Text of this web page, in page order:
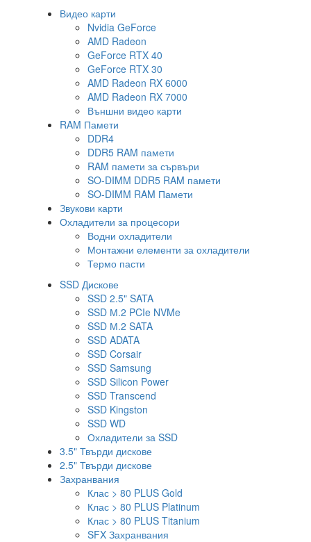
Видео карти
Nvidia GeForce
AMD Radeon
GeForce RTX 40
GeForce RTX 30
AMD Radeon RX 6000
AMD Radeon RX 7000
Външни видео карти
RAM Памети
DDR4
DDR5 RAM памети
RAM памети за сървъри
SO-DIMM DDR5 RAM памети
SO-DIMM RAM Памети
Звукови карти
Охладители за процесори
Водни охладители
Монтажни елементи за охладители
Термо пасти
SSD Дискове
SSD 2.5" SATA
SSD М.2 PCIe NVMe
SSD М.2 SATA
SSD ADATA
SSD Corsair
SSD Samsung
SSD Silicon Power
SSD Transcend
SSD Kingston
SSD WD
Охладители за SSD
3.5" Твърди дискове
2.5" Твърди дискове
Захранвания
Клас > 80 PLUS Gold
Клас > 80 PLUS Platinum
Клас > 80 PLUS Titanium
SFX Захранвания